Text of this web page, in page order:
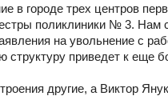
в городе трех центров
поликлиники № 3. Нам
на увольнение с
структуру приведет к еще
другие, а Виктор